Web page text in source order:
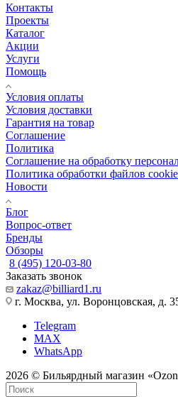
Контакты
Проекты
Каталог
Акции
Услуги
Помощь
Условия оплаты
Условия доставки
Гарантия на товар
Соглашение
Политика
Соглашение на обработку
Политика обработки файлов
Новости
Блог
Вопрос-ответ
Бренды
Обзоры
8 (495) 120-03-80
Заказать звонок
zakaz@billiard1.ru
г. Москва, ул. Воронцовская, д.
Telegram
MAX
WhatsApp
2026 © Бильярдный магазин